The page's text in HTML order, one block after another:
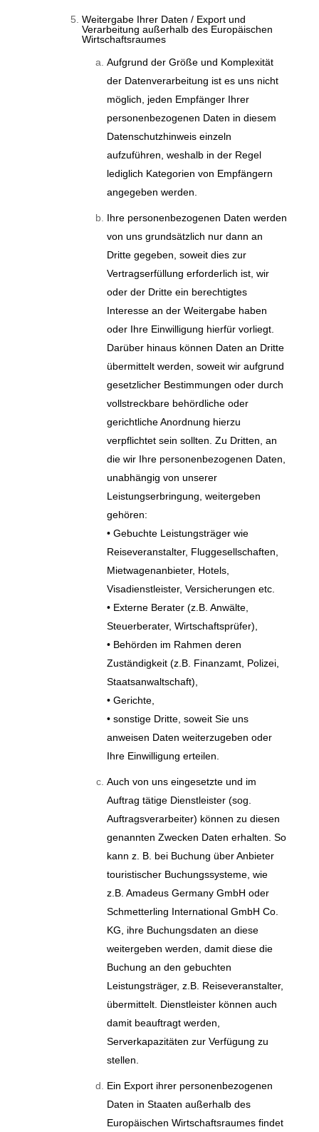
Weitergabe Ihrer Daten / Export und
Verarbeitung außerhalb des Europäischen
Wirtschaftsraumes
Aufgrund der Größe und Komplexität
der Datenverarbeitung ist es uns nicht
möglich, jeden Empfänger Ihrer
personenbezogenen Daten in diesem
Datenschutzhinweis einzeln
aufzuführen, weshalb in der Regel
lediglich Kategorien von Empfängern
angegeben werden.
Ihre personenbezogenen Daten werden
von uns grundsätzlich nur dann an
Dritte gegeben, soweit dies zur
Vertragserfüllung erforderlich ist, wir
oder der Dritte ein berechtigtes
Interesse an der Weitergabe haben
oder Ihre Einwilligung hierfür vorliegt.
Darüber hinaus können Daten an Dritte
übermittelt werden, soweit wir aufgrund
gesetzlicher Bestimmungen oder durch
vollstreckbare behördliche oder
gerichtliche Anordnung hierzu
verpflichtet sein sollten. Zu Dritten, an
die wir Ihre personenbezogenen Daten,
unabhängig von unserer
Leistungserbringung, weitergeben
gehören:
• Gebuchte Leistungsträger wie
Reiseveranstalter, Fluggesellschaften,
Mietwagenanbieter, Hotels,
Visadienstleister, Versicherungen etc.
• Externe Berater (z.B. Anwälte,
Steuerberater, Wirtschaftsprüfer),
• Behörden im Rahmen deren
Zuständigkeit (z.B. Finanzamt, Polizei,
Staatsanwaltschaft),
• Gerichte,
• sonstige Dritte, soweit Sie uns
anweisen Daten weiterzugeben oder
Ihre Einwilligung erteilen.
Auch von uns eingesetzte und im
Auftrag tätige Dienstleister (sog.
Auftragsverarbeiter) können zu diesen
genannten Zwecken Daten erhalten. So
kann z. B. bei Buchung über Anbieter
touristischer Buchungssysteme, wie
z.B. Amadeus Germany GmbH oder
Schmetterling International GmbH Co.
KG, ihre Buchungsdaten an diese
weitergeben werden, damit diese die
Buchung an den gebuchten
Leistungsträger, z.B. Reiseveranstalter,
übermittelt. Dienstleister können auch
damit beauftragt werden,
Serverkapazitäten zur Verfügung zu
stellen.
Ein Export ihrer personenbezogenen
Daten in Staaten außerhalb des
Europäischen Wirtschaftsraumes findet